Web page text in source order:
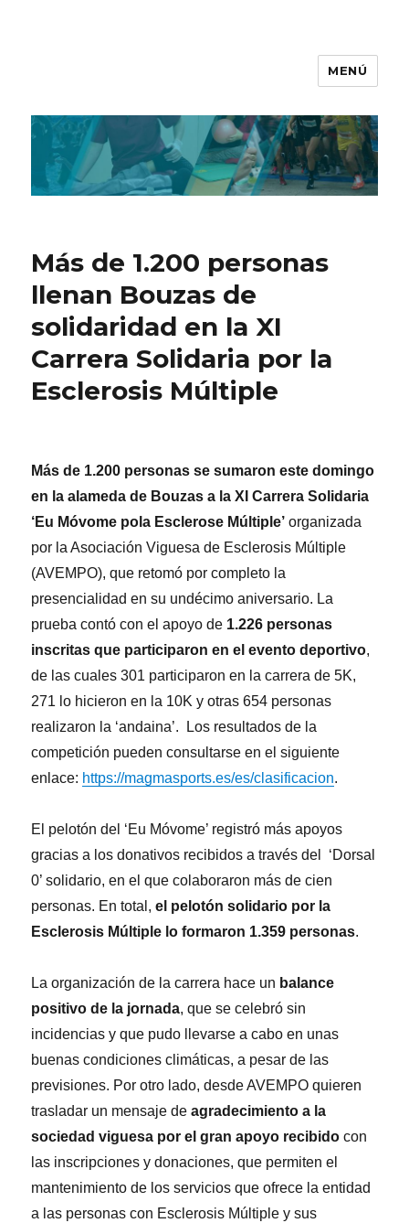
MENÚ
Más de 1.200 personas
llenan Bouzas de
solidaridad en la XI
Carrera Solidaria por la
Esclerosis Múltiple
Más de 1.200 personas se sumaron este domingo
en la alameda de Bouzas a la XI Carrera Solidaria
‘Eu Móvome pola Esclerose Múltiple’ organizada
por la Asociación Viguesa de Esclerosis Múltiple
(AVEMPO), que retomó por completo la
presencialidad en su undécimo aniversario. La
prueba contó con el apoyo de 1.226 personas
inscritas que participaron en el evento deportivo,
de las cuales 301 participaron en la carrera de 5K,
271 lo hicieron en la 10K y otras 654 personas
realizaron la ‘andaina’. Los resultados de la
competición pueden consultarse en el siguiente
enlace: https://magmasports.es/es/clasificacion.
El pelotón del ‘Eu Móvome’ registró más apoyos
gracias a los donativos recibidos a través del ‘Dorsal
0’ solidario, en el que colaboraron más de cien
personas. En total,el pelotón solidario por la
Esclerosis Múltiple lo formaron 1.359 personas.
La organización de la carrera hace un balance
positivo de la jornada, que se celebró sin
incidencias y que pudo llevarse a cabo en unas
buenas condiciones climáticas, a pesar de las
previsiones. Por otro lado, desde AVEMPO quieren
trasladar un mensaje de agradecimiento a la
sociedad viguesa por el gran apoyo recibido con
las inscripciones y donaciones, que permiten el
mantenimiento de los servicios que ofrece la entidad
a las personas con Esclerosis Múltiple y sus